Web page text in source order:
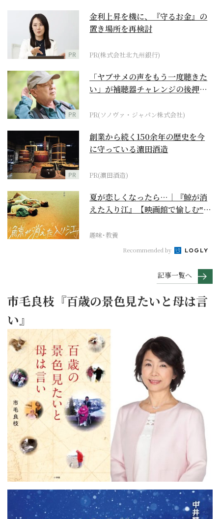
PR
金利上昇を機に、『守るお金』の
置き場所を再検討
PR(株式会社北九州銀行)
PR
「ヤブサメの声をもう一度聴きた
い」が補聴器チャレンジの後押し
PR(ソノヴァ・ジャパン株式会社)
PR
創業から続く150余年の歴史を今
に守っている濵田酒造
PR(濵田酒造)
夏が恋しくなったら…｜『鯨が消
えた入り江』【映画館で愉しむ‟ご
趣味･教養
Recommended by
記事一覧へ
市毛良枝『百歳の景色見たいと母は言
い』